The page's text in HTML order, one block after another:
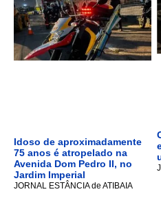
Idoso de aproximadamente
75 anos é atropelado na
Avenida Dom Pedro II, no
Jardim Imperial
JORNAL ESTÂNCIA de ATIBAIA